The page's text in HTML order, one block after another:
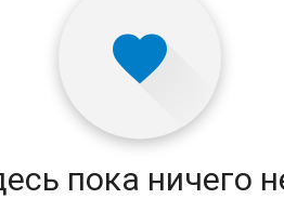
пока ничего